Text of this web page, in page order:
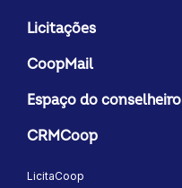
Licitações
CoopMail
Espaço do conselheiro
CRMCoop
LicitaCoop